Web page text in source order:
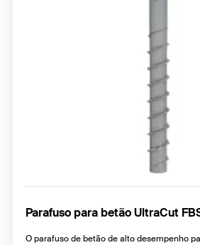
Parafuso para betão UltraCut
O parafuso de betão de alto desempenho